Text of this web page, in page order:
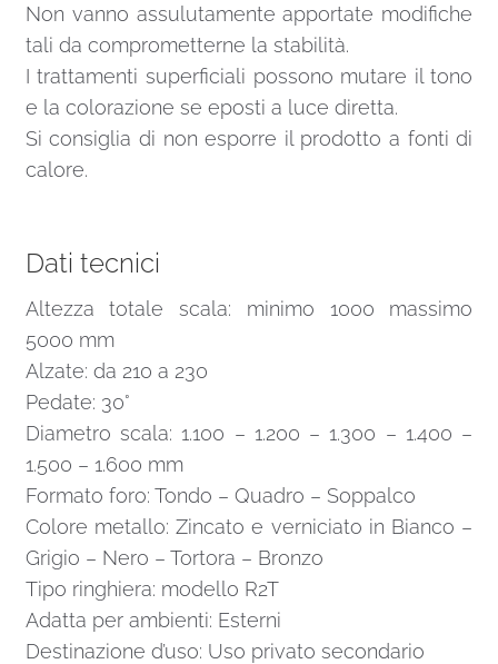
Non vanno assulutamente apportate modifiche
tali da comprometterne la stabilità.
I trattamenti superficiali possono mutare il tono
e la colorazione se eposti a luce diretta.
Si consiglia di non esporre il prodotto a fonti di
calore.
Dati tecnici
Altezza totale scala: minimo 1000 massimo
5000 mm
Alzate: da 210 a 230
Pedate: 30°
Diametro scala: 1.100 – 1.200 – 1.300 – 1.400 –
1.500 – 1.600 mm
Formato foro: Tondo – Quadro – Soppalco
Colore metallo: Zincato e verniciato in Bianco –
Grigio – Nero – Tortora – Bronzo
Tipo ringhiera: modello R2T
Adatta per ambienti: Esterni
Destinazione d’uso: Uso privato secondario